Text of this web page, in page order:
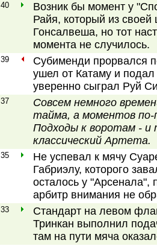
40
Возник бы момент у
Райя, который из
Гонсалвеша, но тот
момента не случилось.
39
Субименди прорвался
ушел от Катаму и
уверенно сыграл Руй
37
Совсем немного
тайма, а моментов по-
Подходы к воротам - и
классический Артета.
35
Не успевал к мячу
Габриэлу, которого
осталось у "Арсенала",
арбитр внимания не
33
Стандарт на левом
Тринкан выполнил
там на пути мяча